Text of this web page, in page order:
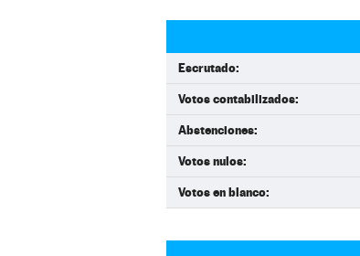
Escrutado:
Votos contabilizados:
Abstenciones:
Votos nulos:
Votos en blanco: